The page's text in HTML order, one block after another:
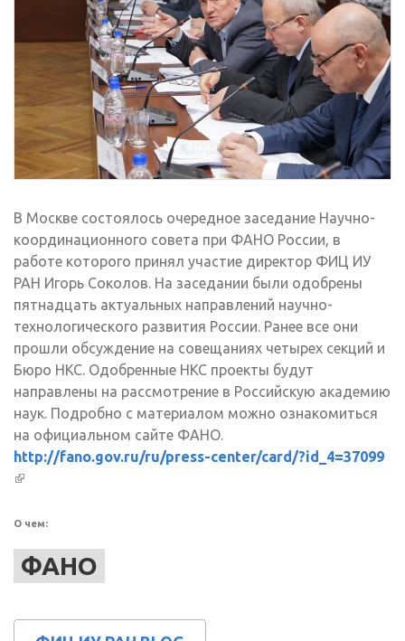
В Москве состоялось очередное заседание Научно-
координационного совета при ФАНО России, в
работе которого принял участие директор ФИЦ ИУ
РАН Игорь Соколов. На заседании были одобрены
пятнадцать актуальных направлений научно-
технологического развития России. Ранее все они
прошли обсуждение на совещаниях четырех секций и
Бюро НКС. Одобренные НКС проекты будут
направлены на рассмотрение в Российскую академию
наук. Подробно с материалом можно ознакомиться
на официальном сайте ФАНО.
http://fano.gov.ru/ru/press-center/card/?id_4=37099
(внешняя ссылка)
О чем:
ФАНО